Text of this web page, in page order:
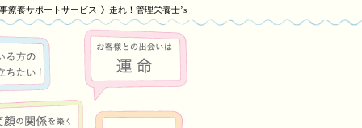
療養サポートサービス 走れ！管理栄養士’s